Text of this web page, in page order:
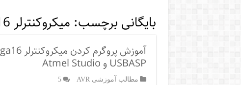
بایگانی برچسب: میکروکنترلر Atmega16
USBASP و Atmel Studio
مطالب آموزشی AVR 5